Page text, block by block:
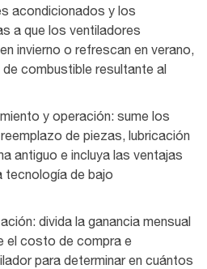
acondicionados y los
a que los ventiladores
invierno o refrescan en verano,
combustible resultante al
y operación: sume los
de piezas, lubricación
antiguo e incluya las ventajas
tecnología de bajo
divida la ganancia mensual
el costo de compra e
para determinar en cuántos